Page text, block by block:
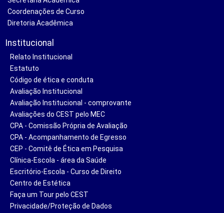
Coordenações de Curso
Diretoria Acadêmica
Institucional
Relato Institucional
Estatuto
Código de ética e conduta
Avaliação Institucional
Avaliação Institucional - comprovante
Avaliações do CEST pelo MEC
CPA - Comissão Própria de Avaliação
CPA - Acompanhamento de Egresso
CEP - Comitê de Ética em Pesquisa
Clínica-Escola - área da Saúde
Escritório-Escola - Curso de Direito
Centro de Estética
Faça um Tour pelo CEST
Privacidade/Proteção de Dados